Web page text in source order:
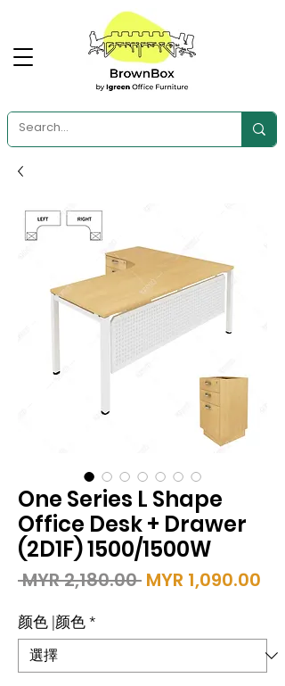
One Series L Shape
Office Desk + Drawer
(2D1F) 1500/1500W
MYR 2,180.00 一
格
MYR 1,090.00
格
颜色 |颜色 *